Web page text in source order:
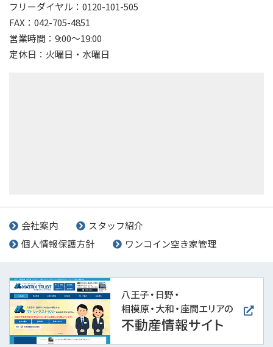
フリーダイヤル：0120-101-505
FAX：042-705-4851
営業時間：9:00～19:00
定休日：火曜日・水曜日
会社案内
スタッフ紹介
個人情報保護方針
ワンコイン空き家管理